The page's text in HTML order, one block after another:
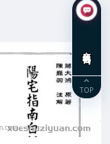
TOP